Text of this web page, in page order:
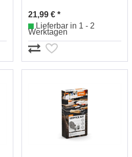
21,99 € *
Lieferbar in 1 - 2
Werktagen